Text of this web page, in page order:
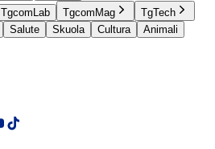
TgcomLab TgcomMag
TgTech
Salute Skuola Cultura
Animali